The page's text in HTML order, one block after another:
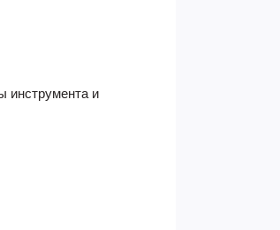
инструмента и